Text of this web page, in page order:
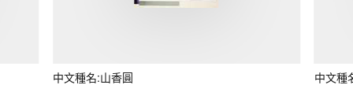
中文種名:山香圓 中文種